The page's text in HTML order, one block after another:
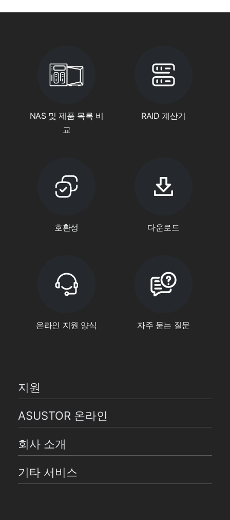
NAS 및 제품 목록 비
교
RAID 계산기
호환성 다운로드
온라인 지원 양식 자주 묻는 질문
지원
ASUSTOR 온라인
회사 소개
기타 서비스